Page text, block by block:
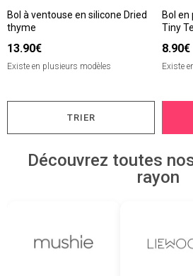
Bol à ventouse en silicone Dried
thyme
13.90€
Existe en plusieurs modèles
Bol
Tiny
8.90€
Existe
TRIER
Découvrez toutes
rayon